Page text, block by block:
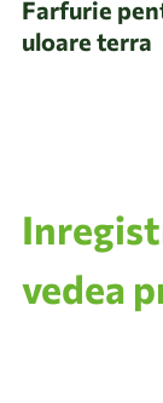
Farfurie
uloare terra
vedea